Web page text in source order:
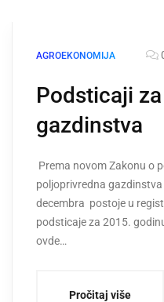
AGROEKONOMIJA
Podsticaji
gazdinstva
Prema novom Zakonu o
poljoprivredna
decembra postoje u
podsticaje za 2015.
ovde…
Pročitaj više